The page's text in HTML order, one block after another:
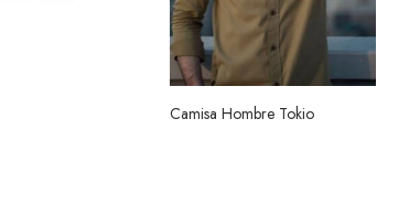
Camisa Hombre Tokio